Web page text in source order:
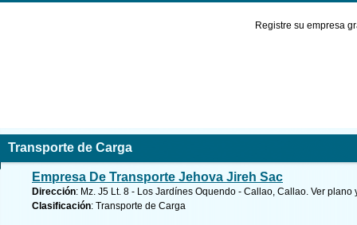
Registre su empresa
Transporte de Carga
Empresa De Transporte Jehova Jireh Sac
Dirección: Mz. J5 Lt. 8 - Los Jardínes Oquendo - Callao, Callao. Ver plano
Clasificación: Transporte de Carga